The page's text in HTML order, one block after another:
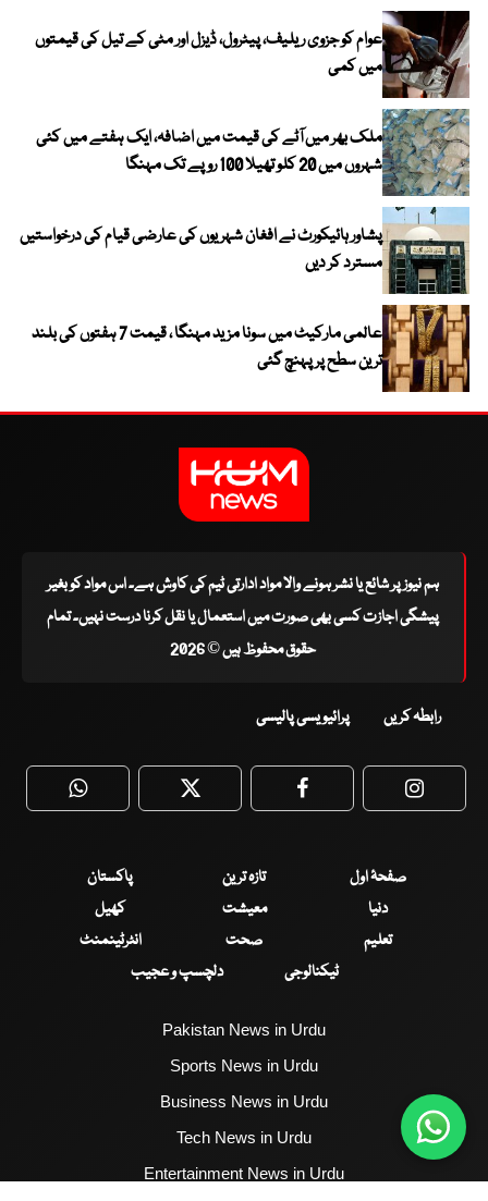
عوام کو جزوی ریلیف، پیٹرول، ڈیزل اور مٹی کے تیل کی قیمتوں
میں کمی
ملک بھر میں آٹے کی قیمت میں اضافہ، ایک ہفتے میں کئی
شہروں میں 20 کلو تھیلا 100 روپے تک مہنگا
پشاور ہائیکورٹ نے افغان شہریوں کی عارضی قیام کی درخواستیں
مسترد کر دیں
عالمی مارکیٹ میں سونا مزید مہنگا ، قیمت 7 ہفتوں کی بلند
ترین سطح پر پہنچ گئی
ہم نیوز پر شائع یا نشر ہونے والا مواد ادارتی ٹیم کی کاوش ہے۔ اس مواد کو بغیر
پیشگی اجازت کسی بھی صورت میں استعمال یا نقل کرنا درست نہیں۔ تمام
حقوق محفوظ ہیں © 2026
رابطہ کریں پرائیویسی پالیسی
WhatsApp Twitter Facebook
صفحۂ اول تازہ ترین
پاکستان
دنیا
معیشت
کھیل
تعلیم
صحت
انٹرٹینمنٹ
ٹیکنالوجی
دلچسپ و عجیب
Pakistan News in Urdu
Sports News in Urdu
Business News in Urdu
Tech News in Urdu
Entertainment News in Urdu